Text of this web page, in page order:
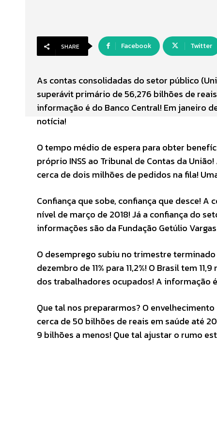
SHARE Facebook Twitter
As contas consolidadas do setor público
superávit primário de 56,276 bilhões de
informação é do Banco Central! Em janeiro
notícia!
O tempo médio de espera para obter
próprio INSS ao Tribunal de Contas da
cerca de dois milhões de pedidos na fila!
Confiança que sobe, confiança que desce!
nível de março de 2018! Já a confiança do
informações são da Fundação Getúlio
O desemprego subiu no trimestre
dezembro de 11% para 11,2%! O Brasil tem
dos trabalhadores ocupados! A informação
Que tal nos prepararmos? O
cerca de 50 bilhões de reais em saúde até
9 bilhões a menos! Que tal ajustar o rumo